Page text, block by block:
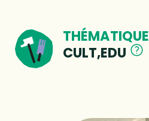
THÉMATIQUE
CULT,EDU